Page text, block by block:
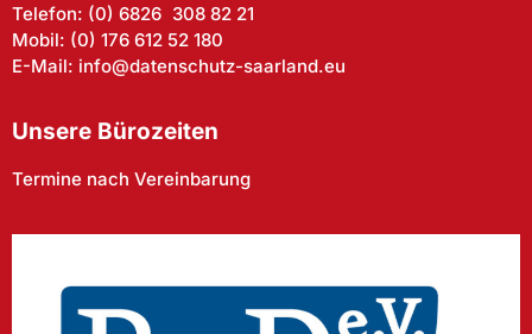
Telefon: (0) 6826 308 82 21
Mobil: (0) 176 612 52 180
E-Mail: info@datenschutz-saarland.eu
Unsere Bürozeiten
Termine nach Vereinbarung